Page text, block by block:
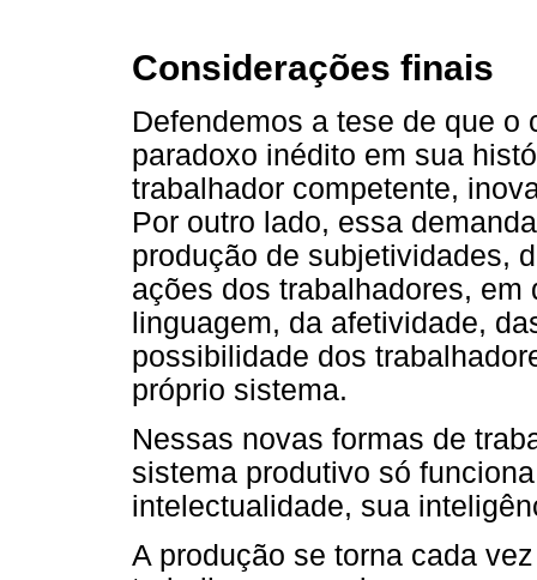
Considerações finais
Defendemos a tese de que
paradoxo inédito em sua
trabalhador competente,
Por outro lado, essa
produção de subjetividades,
ações dos trabalhadores,
linguagem, da afetividade,
possibilidade dos
próprio sistema.
Nessas novas formas de
sistema produtivo só
intelectualidade, sua
A produção se torna cada